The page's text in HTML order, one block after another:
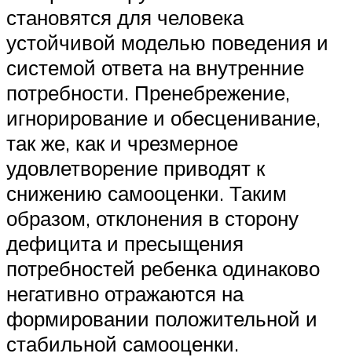
становятся для человека
устойчивой моделью поведения и
системой ответа на внутренние
потребности. Пренебрежение,
игнорирование и обесценивание,
так же, как и чрезмерное
удовлетворение приводят к
снижению самооценки. Таким
образом, отклонения в сторону
дефицита и пресыщения
потребностей ребенка одинаково
негативно отражаются на
формировании положительной и
стабильной самооценки.